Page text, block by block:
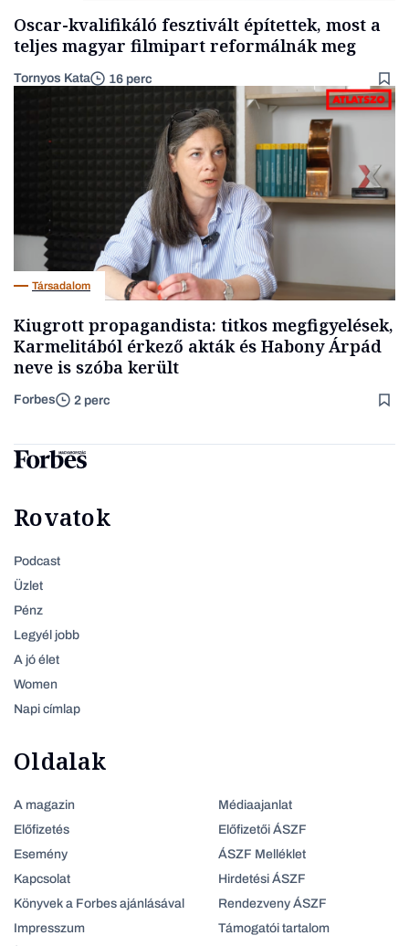
Oscar-kvalifikáló fesztivált építettek, most a
teljes magyar filmipart reformálnák meg
Tornyos Kata 16 perc
Társadalom
Kiugrott propagandista: titkos megfigyelések,
Karmelitából érkező akták és Habony Árpád
neve is szóba került
Forbes 2 perc
Rovatok
Podcast
Üzlet
Pénz
Legyél jobb
A jó élet
Women
Napi címlap
Oldalak
A magazin
Előfizetés
Esemény
Kapcsolat
Könyvek a Forbes ajánlásával
Impresszum
Médiaajanlat
Előfizetői ÁSZF
ÁSZF Melléklet
Hirdetési ÁSZF
Rendezveny ÁSZF
Támogatói tartalom